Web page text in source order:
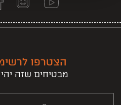
הצטרפו
מבטיחים שזה